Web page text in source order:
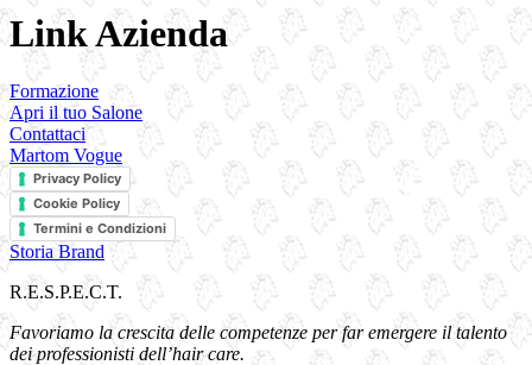
Link Azienda
Formazione
Apri il tuo Salone
Contattaci
Martom Vogue
Privacy Policy
Cookie Policy
Termini e Condizioni
Storia Brand
R.E.S.P.E.C.T.
Favoriamo la crescita delle competenze per far emergere il talento
dei professionisti dell’hair care.